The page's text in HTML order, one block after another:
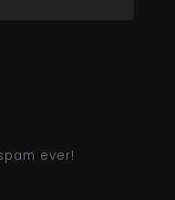
ever!